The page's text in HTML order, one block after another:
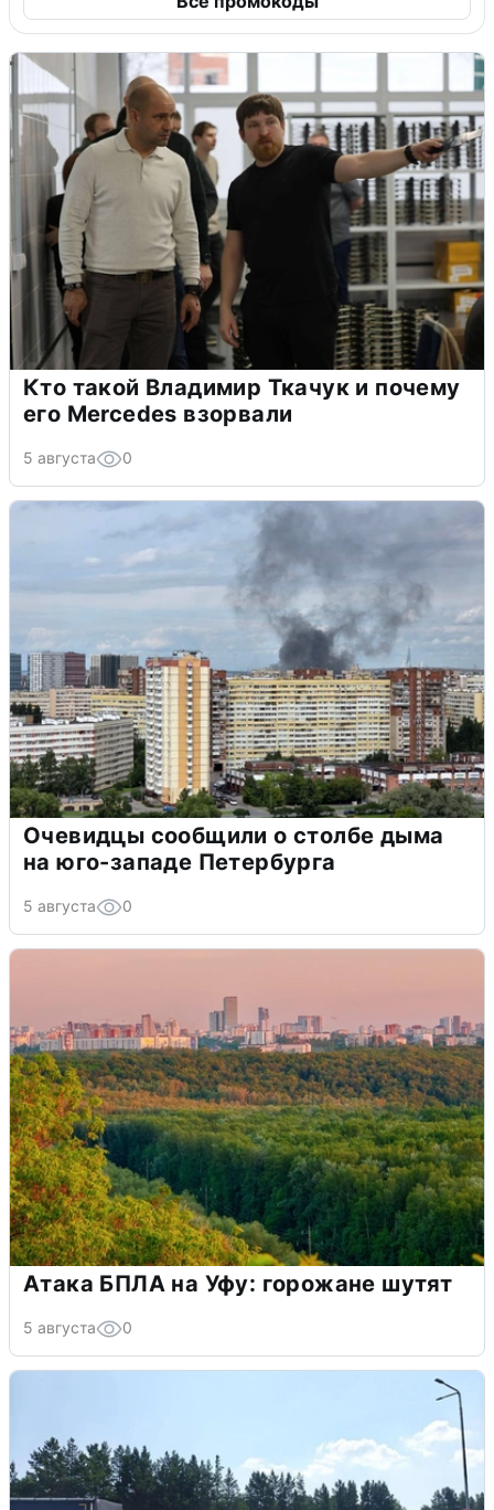
Кто такой Владимир Ткачук и почему
его Mercedes взорвали
5 августа 0
Очевидцы сообщили о столбе дыма
на юго-западе Петербурга
5 августа 0
Атака БПЛА на Уфу: горожане шутят
5 августа 0